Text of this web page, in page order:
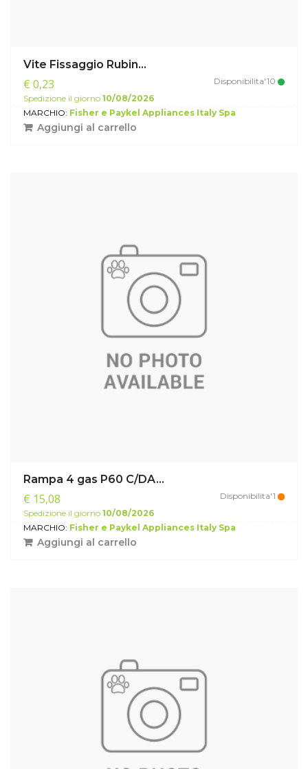
Vite Fissaggio Rubin...
€ 0,23
Disponibilita'10
Spedizione il giorno 10/08/2026
MARCHIO: Fisher e Paykel Appliances Italy Spa
Aggiungi al carrello
Rampa 4 gas P60 C/DA...
€ 15,08
Disponibilita'1
Spedizione il giorno 10/08/2026
MARCHIO: Fisher e Paykel Appliances Italy Spa
Aggiungi al carrello